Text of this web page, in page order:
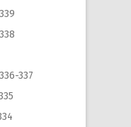
337